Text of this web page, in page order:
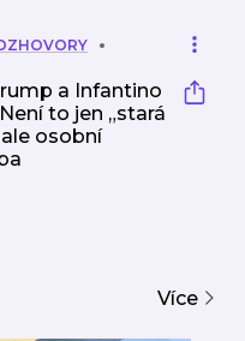
a Infantino
to jen „stará
osobní
Více